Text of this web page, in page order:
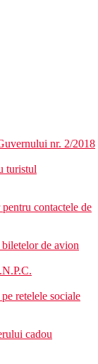
nr. 2/2018
turistul
contactele de
de avion
retelele sociale
cadou